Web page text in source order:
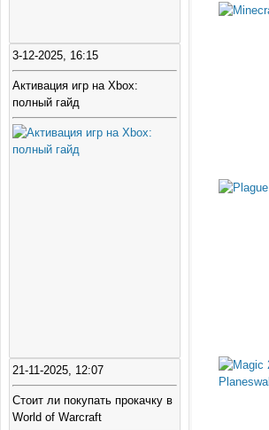
3-12-2025, 16:15
Активация игр на Xbox:
полный гайд
21-11-2025, 12:07
Стоит ли покупать прокачку в
World of Warcraft